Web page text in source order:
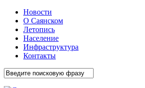
Новости
О Саянском
Летопись
Население
Инфраструктура
Контакты